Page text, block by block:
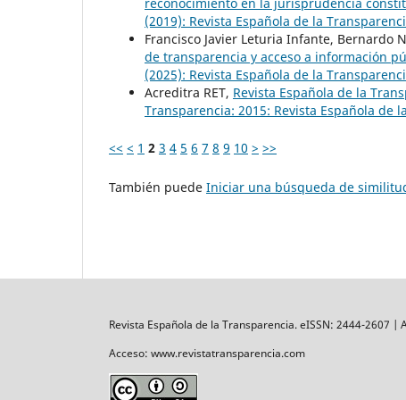
(2019): Revista Española de la
Francisco Javier Leturia Infante, Bernardo
de transparencia y acceso a información
(2025): Revista Española de la
Acreditra RET, Revista Española de la
Transparencia: 2015: Revista Española de
<< < 1 2 3 4 5 6 7 8 9 10 > >>
También puede Iniciar una búsqueda de
Revista Española de la Transparencia. eISSN: 2444-2607 |
Acceso: www.revistatransparencia.com